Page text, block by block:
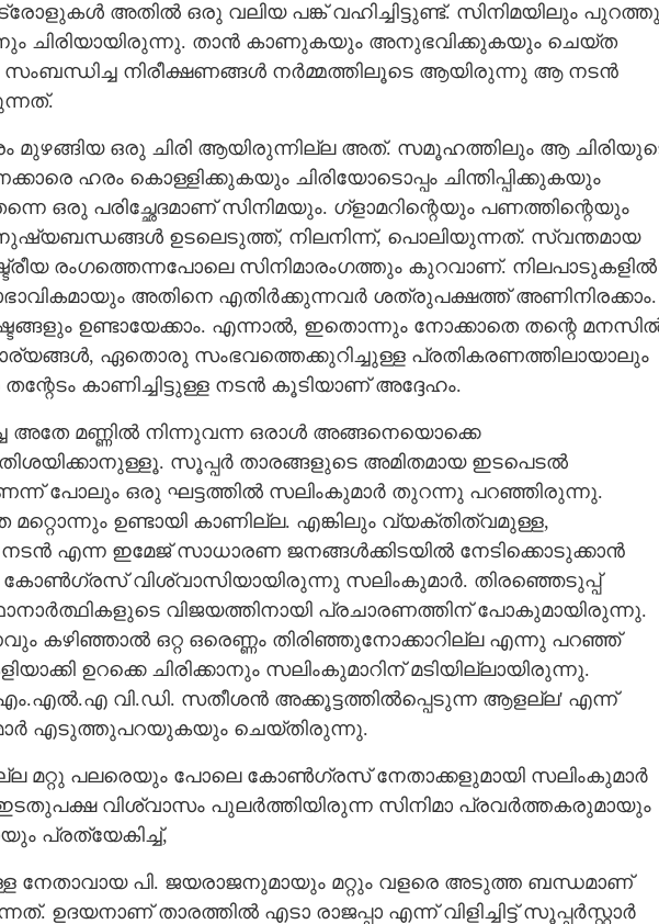
അതിൽ ഒരു വലിയ പങ്ക് വഹിച്ചിട്ടുണ്ട്. സിനിമയിലും
ചിരിയായിരുന്നു. താൻ കാണുകയും അനുഭവിക്കുകയും ചെയ്ത
സംബന്ധിച്ച നിരീക്ഷണങ്ങൾ നർമ്മത്തിലൂടെ ആയിരുന്നു ആ നടൻ
മുഴങ്ങിയ ഒരു ചിരി ആയിരുന്നില്ല അത്. സമൂഹത്തിലും ആ
ഹരം കൊള്ളിക്കുകയും ചിരിയോടൊപ്പം ചിന്തിപ്പിക്കുകയും
ഒരു പരിച്ഛേദമാണ് സിനിമയും. ഗ്ളാമറിന്റെയും പണത്തിന്റെയും
ഉടലെടുത്ത്, നിലനിന്ന്, പൊലിയുന്നത്. സ്വന്തമായ
രംഗത്തെന്നപോലെ സിനിമാരംഗത്തും കുറവാണ്. നിലപാടുകളിൽ
അതിനെ എതിർക്കുന്നവർ ശത്രുപക്ഷത്ത് അണിനിരക്കാം.
ഉണ്ടായേക്കാം. എന്നാൽ, ഇതൊന്നും നോക്കാതെ തന്റെ
ഏതൊരു സംഭവത്തെക്കുറിച്ചുള്ള പ്രതികരണത്തിലായാലും
കാണിച്ചിട്ടുള്ള നടൻ കൂടിയാണ് അദ്ദേഹം.
മണ്ണിൽ നിന്നുവന്ന ഒരാൾ അങ്ങനെയൊക്കെ
അതിശയിക്കാനുള്ളൂ. സൂപ്പർ താരങ്ങളുടെ അമിതമായ ഇടപെടൽ
പോലും ഒരു ഘട്ടത്തിൽ സലിംകുമാർ തുറന്നു പറഞ്ഞിരുന്നു.
ഉണ്ടായി കാണില്ല. എങ്കിലും വ്യക്തിത്വമുള്ള,
എന്ന ഇമേജ് സാധാരണ ജനങ്ങൾക്കിടയിൽ നേടിക്കൊടുക്കാൻ
കോൺഗ്രസ് വിശ്വാസിയായിരുന്നു സലിംകുമാർ. തിരഞ്ഞെടുപ്പ്
വിജയത്തിനായി പ്രചാരണത്തിന് പോകുമായിരുന്നു.
കഴിഞ്ഞാൽ ഒറ്റ ഒരെണ്ണം തിരിഞ്ഞുനോക്കാറില്ല എന്നു പറഞ്ഞ്
ഉറക്കെ ചിരിക്കാനും സലിംകുമാറിന് മടിയില്ലായിരുന്നു.
വി.ഡി. സതീശൻ അക്കൂട്ടത്തിൽപ്പെടുന്ന ആളല്ല' എന്ന്
എടുത്തുപറയുകയും ചെയ്തിരുന്നു.
മറ്റു പലരെയും പോലെ കോൺഗ്രസ് നേതാക്കളുമായി സലിംകുമാർ
വിശ്വാസം പുലർത്തിയിരുന്ന സിനിമാ പ്രവർത്തകരുമായും
പ്രത്യേകിച്ച്,
നേതാവായ പി. ജയരാജനുമായും മറ്റും വളരെ അടുത്ത ബന്ധമാണ്
ഉദയനാണ് താരത്തിൽ എടാ രാജപ്പാ എന്ന് വിളിച്ചിട്ട് സൂപ്പർസ്റ്റാർ
Share this link